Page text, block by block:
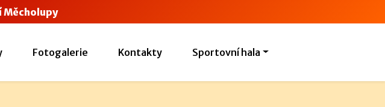
Měcholupy
Fotogalerie Kontakty Sportovní hala